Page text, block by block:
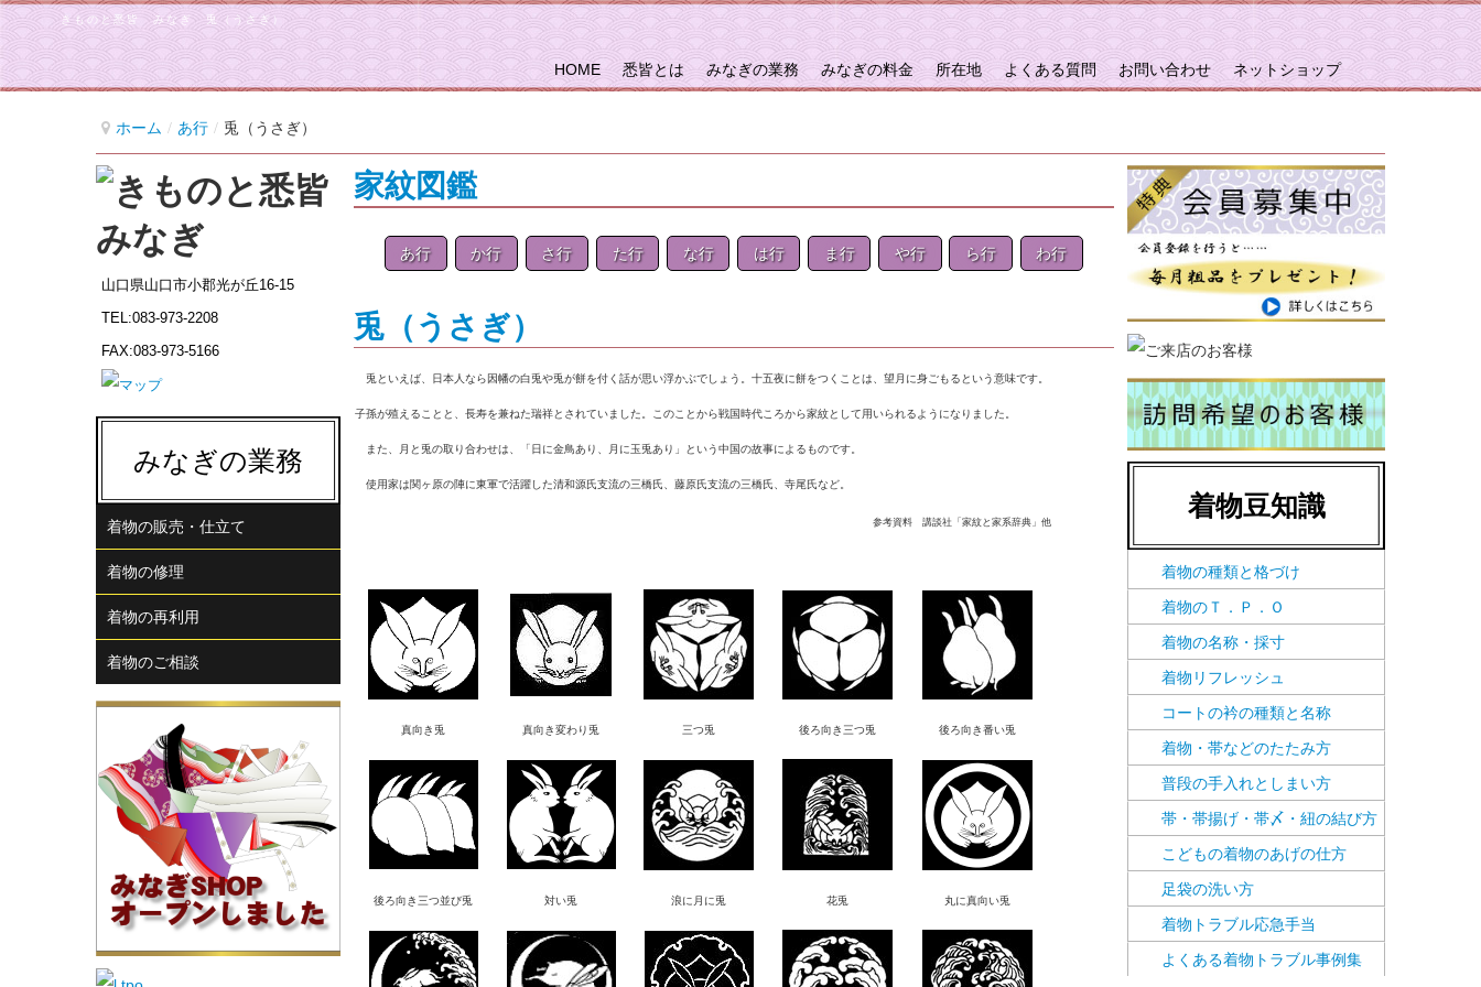
きものと悉皆 みなぎ 兎（うさぎ）
HOME 悉皆とは みなぎの業務 みなぎの料金 所在地 よくある質問 お問い合わせ ネットショップ
ホーム / あ行 / 兎（うさぎ）
山口県山口市小郡光が丘16-15
TEL:083-973-2208
FAX:083-973-5166
みなぎの業務
着物の販売・仕立て
着物の修理
着物の再利用
着物のご相談
家紋図鑑
あ行 か行 さ行 た行 な行 は行 ま行 や行 ら行 わ行
兎（うさぎ）
兎といえば、日本人なら因幡の白兎や兎が餅を付く話が思い浮かぶでしょう。十五夜に餅をつくことは、望月に身ごもるという意味です。
子孫が殖えることと、長寿を兼ねた瑞祥とされていました。このことから戦国時代ころから家紋として用いられるようになりました。
また、月と兎の取り合わせは、「日に金鳥あり、月に玉兎あり」という中国の故事によるものです。
使用家は関ヶ原の陣に東軍で活躍した清和源氏支流の三橋氏、藤原氏支流の三橋氏、寺尾氏など。
参考資料 講談社「家紋と家系辞典」他
真向き兎 真向き変わり兎 三つ兎 後ろ向き三つ兎 後ろ向き番い兎
後ろ向き三つ並び兎 対い兎 浪に月に兎 花兎 丸に真向い兎
着物豆知識
着物の種類と格づけ
着物のＴ．Ｐ．Ｏ
着物の名称・採寸
着物リフレッシュ
コートの衿の種類と名称
着物・帯などのたたみ方
普段の手入れとしまい方
帯・帯揚げ・帯〆・紐の結び方
こどもの着物のあげの仕方
足袋の洗い方
着物トラブル応急手当
よくある着物トラブル事例集